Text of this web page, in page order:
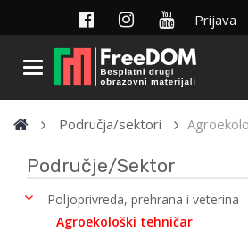
Prijava
Područja/sektori
Područje/Sektor
Poljoprivreda, prehrana i veterina
Agroekološki tehničar